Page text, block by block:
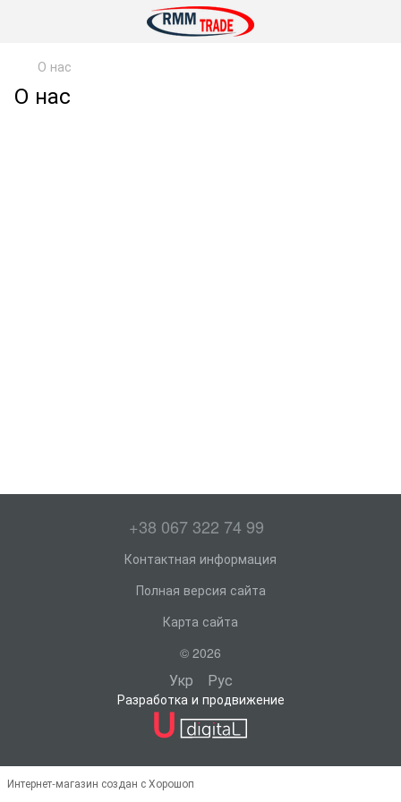
О нас
О нас
+38 067 322 74 99
Контактная информация
Полная версия сайта
Карта сайта
© 2026
Укр Рус
Разработка и продвижение
Интернет-магазин создан с Хорошоп